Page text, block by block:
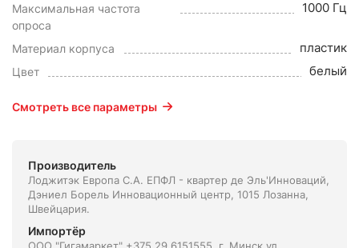
Максимальная частота
опроса
1000 Гц
Материал корпуса пластик
Цвет белый
Смотреть все параметры
Производитель
Лоджитэк Европа С.А. ЕПФЛ - квартер де Эль'Инноваций,
Дэниел Борель Инновационный центр, 1015 Лозанна,
Швейцария.
Импортёр
ООО "Гигамаркет" +375 29 6151555. г. Минск ул.